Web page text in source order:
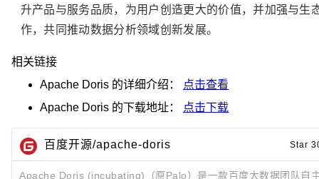
升产品与服务品质，为用户创造更大的价值，并加强与生
作，共同推动数据分析领域创新发展。
相关链接
Apache Doris 的详细介绍：
点击查看
Apache Doris 的下载地址： 点击下载
百度开源/apache-doris Star
Apache Doris (incubating)（原Palo）是一款百度大数据团队自